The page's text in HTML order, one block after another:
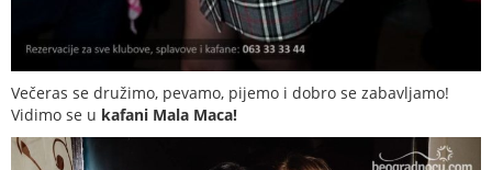
Večeras se družimo, pevamo, pijemo i dobro se zabavljamo!
Vidimo se u kafani Mala Maca!